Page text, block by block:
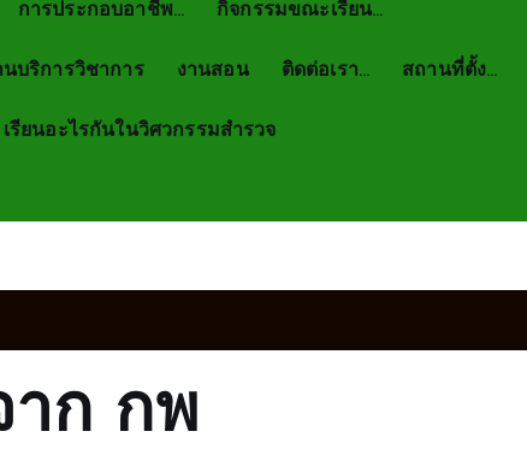
การประกอบอาชีพ… กิจกรรมขณะเรียน…
นบริการวิชาการ งานสอน ติดต่อเรา… สถานที่ตั้ง…
เรียนอะไรกันในวิศวกรรมสำรวจ
าก กพ